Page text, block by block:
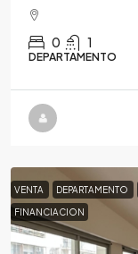
0 1
DEPARTAMENTO
VENTA DEPARTAMENTO
FINANCIACION